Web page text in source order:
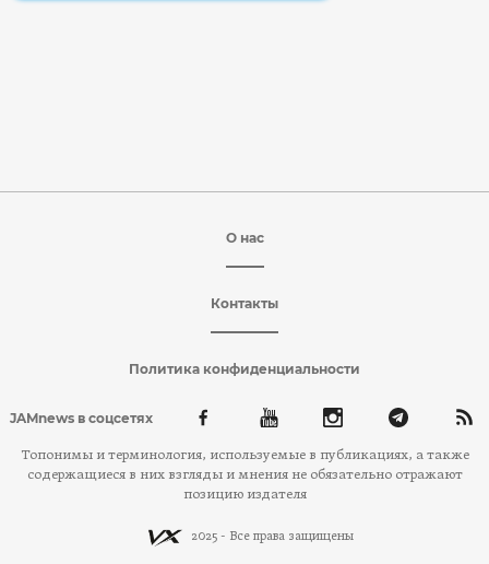
О нас
Контакты
Политика конфиденциальности
JAMnews в соцсетях
Топонимы и терминология, используемые в публикациях, а также
содержащиеся в них взгляды и мнения не обязательно отражают
позицию издателя
2025 - Все права защищены